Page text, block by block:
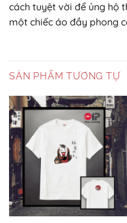
cách tuyệt vời để ủng hộ
một chiếc áo đầy phong
SẢN PHẨM TƯƠNG TỰ